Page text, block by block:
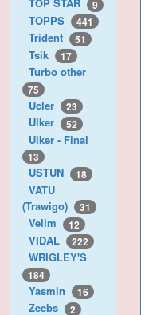
TOP STAR 9
TOPPS 441
Trident 51
Tsik 17
Turbo other
75
Ucler 23
Ulker 52
Ulker - Final
13
USTUN 18
VATU
(Trawigo)
31
Velim 12
VIDAL 222
WRIGLEY'S
184
Yasmin 16
Zeebs 2